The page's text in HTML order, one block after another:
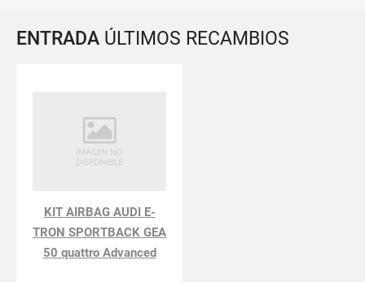
ENTRADA ÚLTIMOS RECAMBIOS
KIT AIRBAG AUDI E-
TRON SPORTBACK GEA
50 quattro Advanced